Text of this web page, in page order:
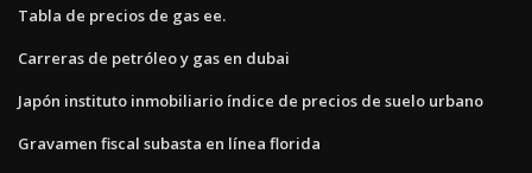
Tabla de precios de gas ee.
Carreras de petróleo y gas en dubai
Japón instituto inmobiliario índice de precios de suelo urbano
Gravamen fiscal subasta en línea florida